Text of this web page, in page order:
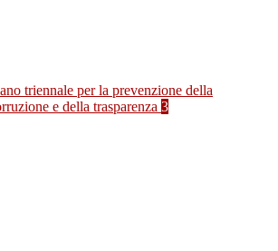
triennale per la prevenzione della
e della trasparenza 3